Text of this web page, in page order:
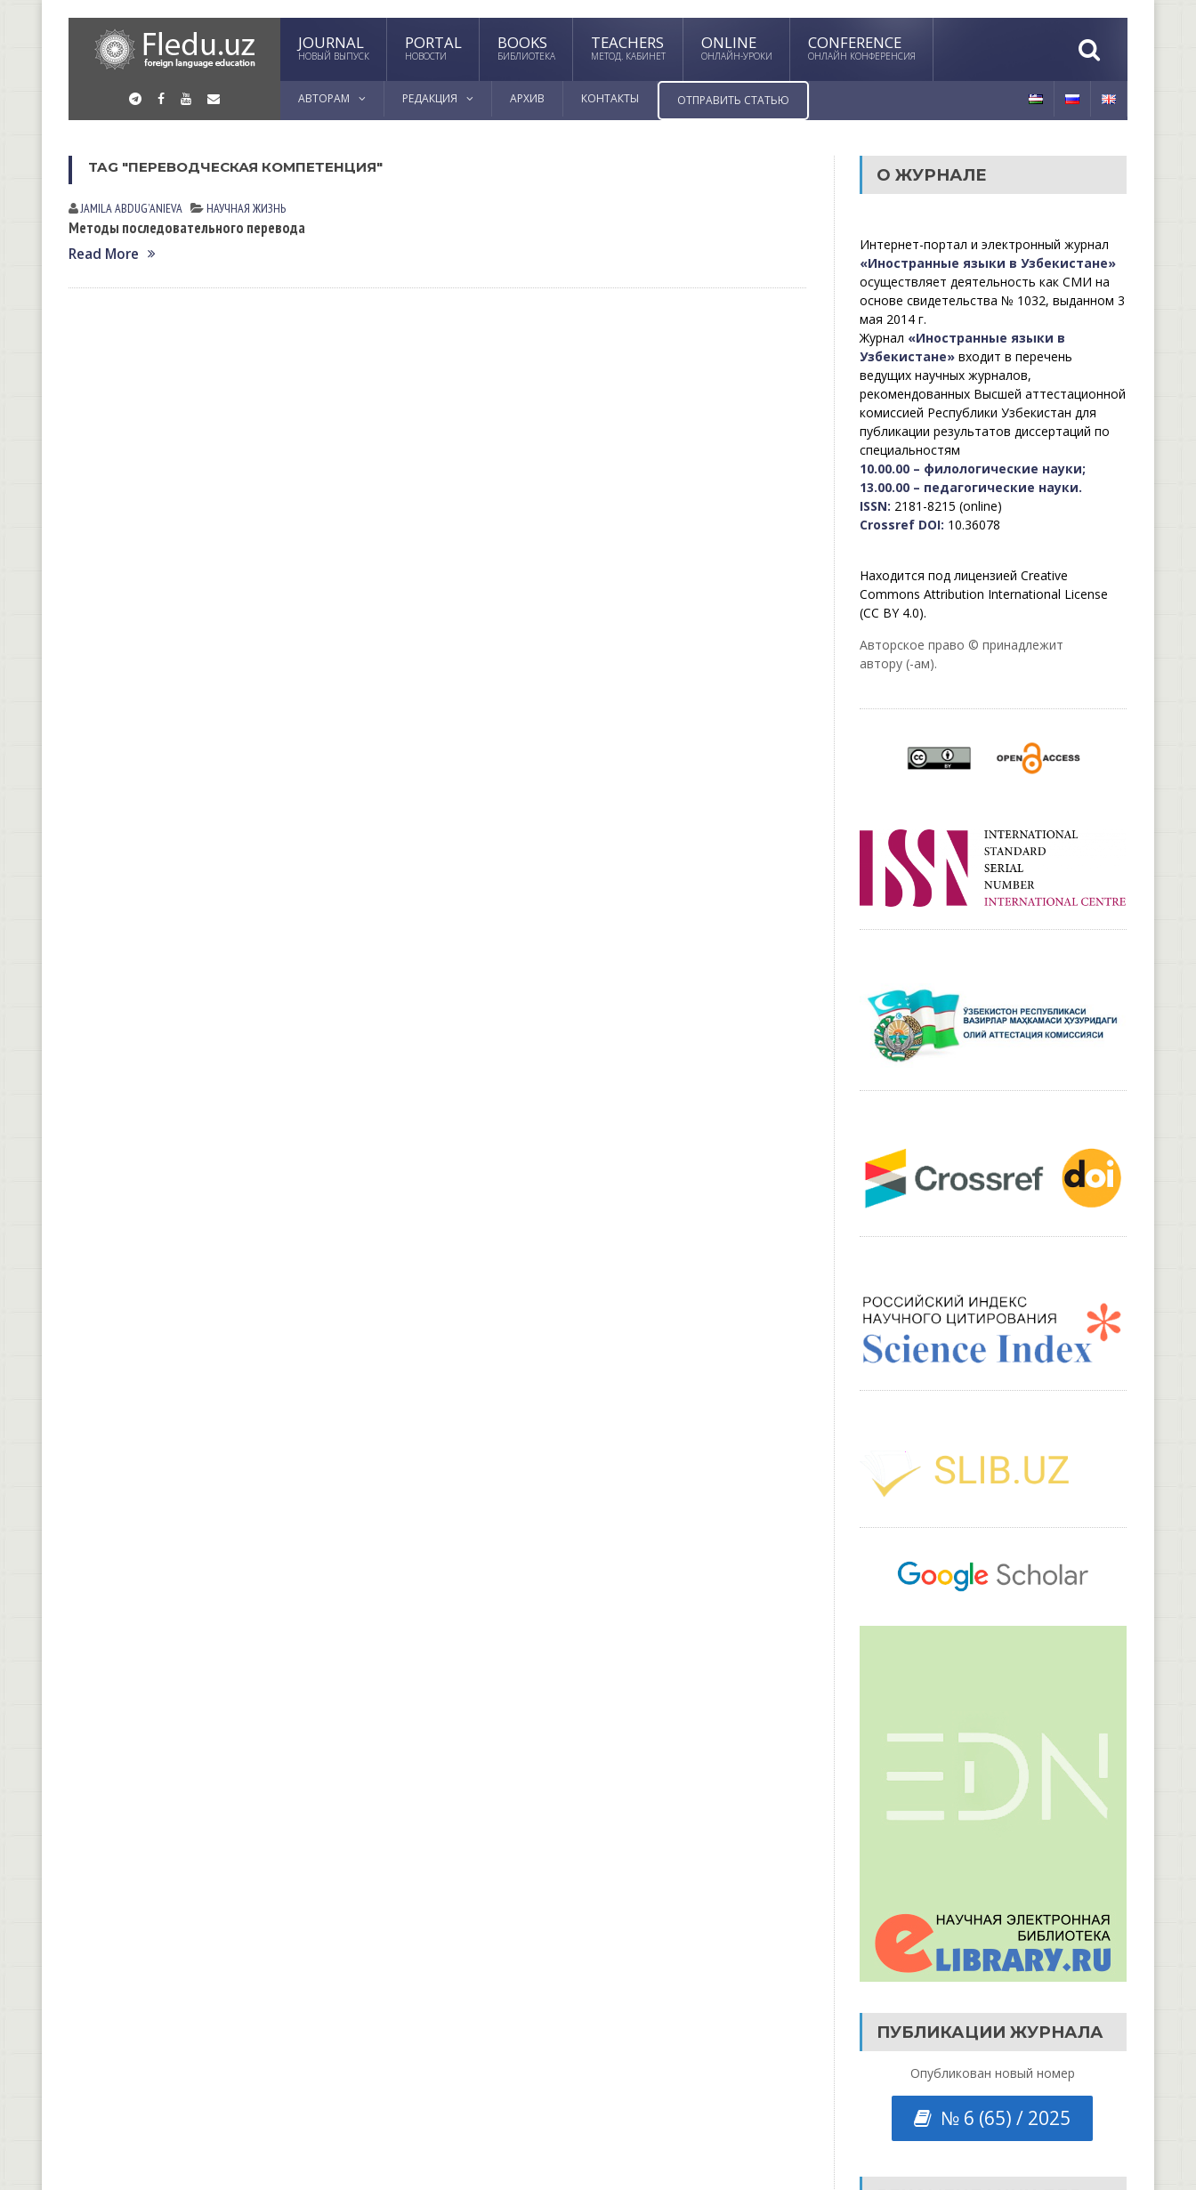
JOURNAL
НОВЫЙ ВЫПУСК
PORTAL
НОВОСТИ
BOOKS
БИБЛИОТЕКА
TEACHERS
МЕТОД. КАБИНЕТ
ONLINE
ОНЛАЙН-УРОКИ
CONFERENCE
ОНЛАЙН КОНФЕРЕНСИЯ
АВТОРАМ РЕДАКЦИЯ АРХИВ КОНТАКТЫ ОТПРАВИТЬ СТАТЬЮ
TAG "ПЕРЕВОДЧЕСКАЯ КОМПЕТЕНЦИЯ"
JAMILA АBDUGʼАNIEVА НАУЧНАЯ ЖИЗНЬ
Методы последовательного перевода
Read More
О ЖУРНАЛЕ
Интернет-портал и электронный журнал
«Иностранные языки в Узбекистане»
осуществляет деятельность как СМИ на
основе свидетельства № 1032, выданном 3
мая 2014 г.
Журнал «Иностранные языки в
Узбекистане»входит в перечень
ведущих научных журналов,
рекомендованных Высшей аттестационной
комиссией Республики Узбекистан для
публикации результатов диссертаций по
специальностям
10.00.00 – филологические науки;
13.00.00 – педагогические науки.
ISSN: 2181-8215 (online)
Crossref DOI: 10.36078
Находится под лицензией Creative
Commons Attribution International License
(CC BY 4.0).
Авторское право © принадлежит
автору (-ам).
ПУБЛИКАЦИИ ЖУРНАЛА
Опубликован новый номер
№ 6 (65) / 2025